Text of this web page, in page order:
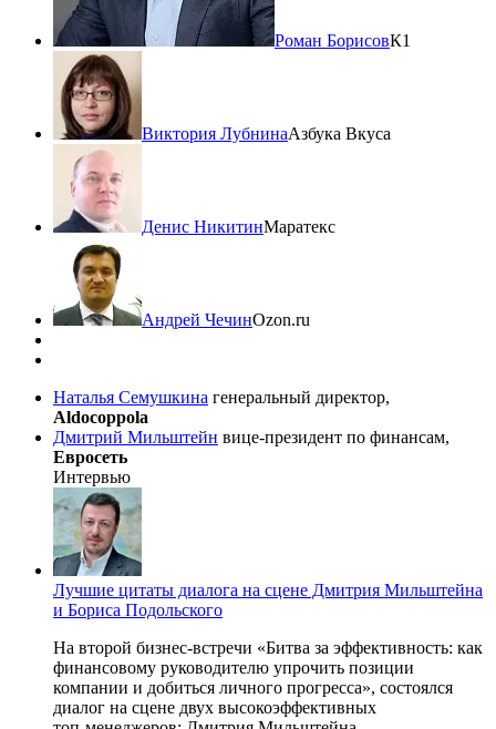
Роман БорисовК1
Виктория ЛубнинаАзбука Вкуса
Денис НикитинМаратекс
Андрей ЧечинOzon.ru
Наталья Семушкина генеральный директор,
Aldocoppola
Дмитрий Мильштейн вице-президент по финансам,
Евросеть
Интервью
Лучшие цитаты диалога на сцене Дмитрия Мильштейна
и Бориса Подольского
На второй бизнес-встречи «Битва за эффективность: как
финансовому руководителю упрочить позиции
компании и добиться личного прогресса», состоялся
диалог на сцене двух высокоэффективных